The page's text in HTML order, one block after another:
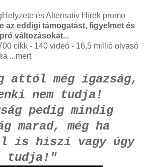
és Alternatív Hírek promo
az eddigi támogatást, figyelmet és
változásokat...
cikk - 140 videó - 16,5 millió olvasó
...mert
attól még igazság,
nem tudja!
pedig mindig
marad, még ha
is hiszi vagy úgy
tudja!"